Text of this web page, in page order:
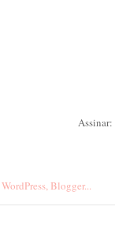
Assinar: